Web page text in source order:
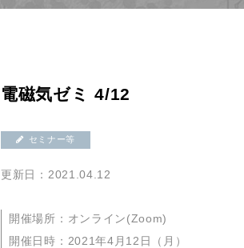
電磁気ゼミ 4/12
セミナー等
更新日：2021.04.12
開催場所：オンライン(Zoom)
開催日時：2021年4月12日（月）